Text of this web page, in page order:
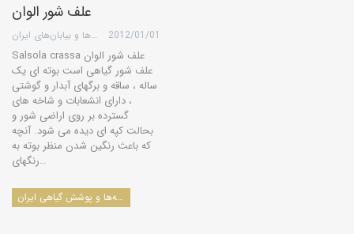
علف شور الوان
گروه کویرها و بیابان‌های ایران 2012/01/01
Salsola crassa علف شور الوان
علف شور گیاهی است بوته ای یک
ساله ، ساقه و برگهای آبدار و گوشتی
، دارای انشعابات و شاخه های
گسترده بر روی اراضی شور و
بحالت کپه ای دیده می شود. آنچه
که باعث رنگین شدن منظر بوته به
رنگهای…
درخت‌ها، درختچه‌ها، بوته‌ها و پوشش گیاهی ایران